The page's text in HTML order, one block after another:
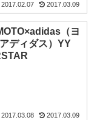
2017.02.07 2017.03.09
（ヨ
ディダス）YY
2017.03.08 2017.03.09